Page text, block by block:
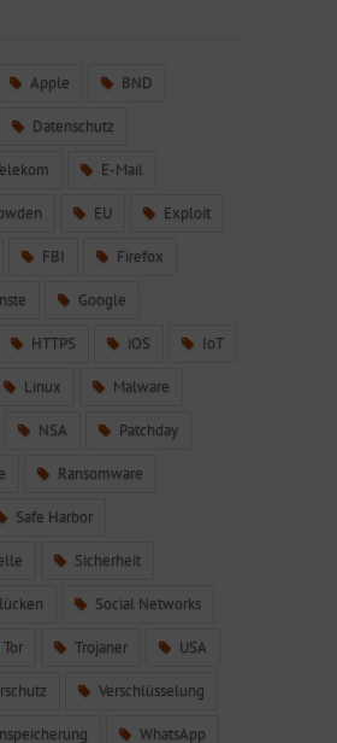
Apple BND
Datenschutz
E-Mail
EU Exploit
FBI Firefox
Google
HTTPS iOS IoT
Linux Malware
NSA Patchday
Ransomware
Safe Harbor
Sicherheit
Social Networks
Tor Trojaner USA
Verschlüsselung
WhatsApp